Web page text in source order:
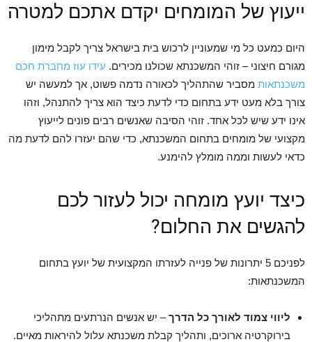
ייעוץ של המומחים יקדם אתכם למטרה
היום כמעט כל מי שמעוניין לרכוש בית בישראל צריך לקבל מימון
מגורם חיצוני – זוהי המשכנתא שכולנו מכירים. עידו עוז מחברת חכם
משכנתאות מסביר שהתהליך לכאורה נדמה פשוט, אך למעשה יש
צורך בלא מעט ידע בתחום כדי לדעת כיצד הוא צריך להתנהל, וזהו
אינו ידע שיש לכל אחד. זוהי הסיבה שאנשים רבים פונים לייעוץ
מקצועי של מומחים בתחום המשכנתא, כדי שהם יעזרו להם לדעת מה
כדאי לעשות וממה מומלץ להימנע.
כיצד יועץ מומחה יכול לעזור לכם
להגשים את החלום?
לפניכם 5 יתרונות של פנייה לעזרתו המקצועית של יועץ בתחום
המשכנתאות:
ליווי צמוד לאורך כל הדרך– יש אנשים הנרתעים מתהליכי
בירוקרטיה ארוכים, ותהליך קבלת משכנתא עלול להיראות מאיים.